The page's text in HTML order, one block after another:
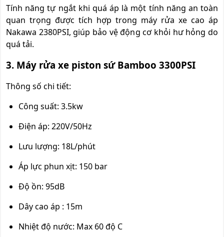
Tính năng tự ngắt khi quá áp là một tính năng an toàn
quan trọng được tích hợp trong máy rửa xe cao áp
Nakawa 2380PSI, giúp bảo vệ động cơ khỏi hư hỏng do
quá tải.
3. Máy rửa xe piston sứ Bamboo 3300PSI
Thông số chi tiết:
Công suất: 3.5kw
Điện áp: 220V/50Hz
Lưu lượng: 18L/phút
Áp lực phun xịt: 150 bar
Độ ồn: 95dB
Dây cao áp : 15m
Nhiệt độ nước: Max 60 độ C